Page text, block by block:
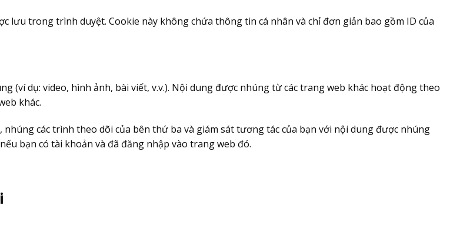
lưu trong trình duyệt. Cookie này không chứa thông tin cá nhân và chỉ đơn giản bao gồm ID của
(ví dụ: video, hình ảnh, bài viết, v.v.). Nội dung được nhúng từ các trang web khác hoạt động theo
khác.
các trình theo dõi của bên thứ ba và giám sát tương tác của bạn với nội dung được nhúng
bạn có tài khoản và đã đăng nhập vào trang web đó.